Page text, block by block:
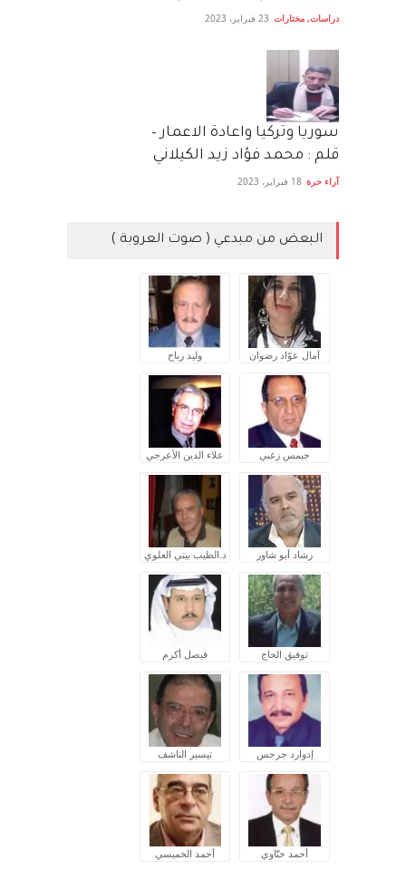
دراسات, مختارات 23 فبراير، 2023
سوريا وتركيا واعادة الاعمار –
قلم : محمد فؤاد زيد الكيلاني
آراء حرة 18 فبراير، 2023
البعض من مبدعي ( صوت العروبة )
آمال عوّاد رضوان وليد رباح
جيمس زغبي علاء الدين الأعرجي
رشاد أبو شاور د.الطيب بيتي العلوي
توفيق الحاج فيصل أكرم
إدوارد جرجس تيسير الناشف
أحمد ختّاوي أحمد الخميسي